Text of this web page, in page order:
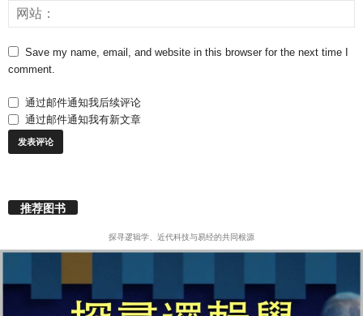
Save my name, email, and website in this browser for the next time I
comment.
通过邮件通知我后续评论
通过邮件通知我有新文章
推荐图书
探寻逻辑学、近代科技与易经的共同根源